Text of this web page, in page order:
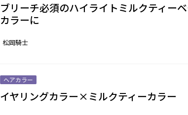
ブリーチ必須のハイライトミルクティー
カラーに
松岡騎士
ヘアカラー
イヤリングカラー×ミルクティーカラー